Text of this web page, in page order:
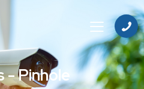
- Pinhole